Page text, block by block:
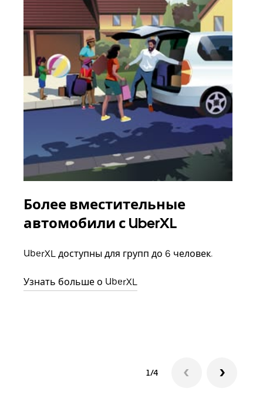
Более вместительные
автомобили с UberXL
UberXL доступны для групп до 6 человек.
Узнать больше о UberXL
1/4